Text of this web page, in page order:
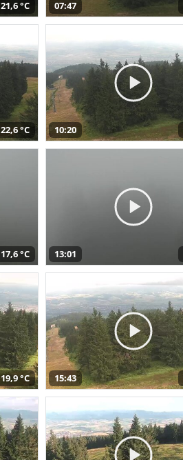
21,6 °C 07:47
22,6 °C 10:20
17,6 °C 13:01
19,9 °C 15:43